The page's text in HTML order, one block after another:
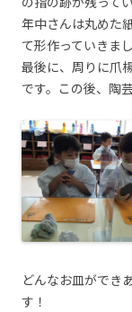
年中さんは丸めた
て形作っていきまし
最後に、周りに爪
です。この後、陶
どんなお皿ができ
す！